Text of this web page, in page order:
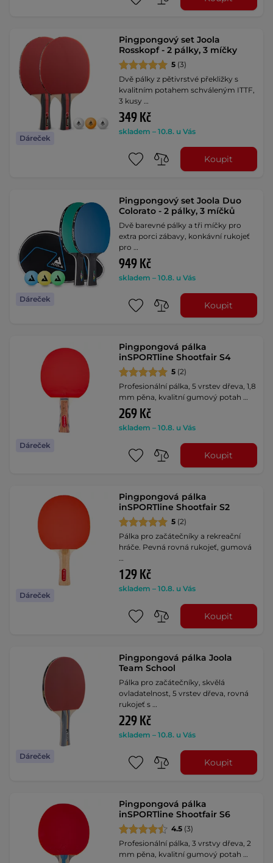
Dáreček
Pingpongový set Joola
Rosskopf - 2 pálky, 3 míčky
5 (3)
Dvě pálky z pětivrstvé překližky s
kvalitním potahem schváleným ITTF,
3 kusy …
349 Kč
skladem – 10.8. u Vás
Koupit
Dáreček
Pingpongový set Joola Duo
Colorato - 2 pálky, 3 míčků
Dvě barevné pálky a tři míčky pro
extra porci zábavy, konkávní rukojeť
pro …
949 Kč
skladem – 10.8. u Vás
Koupit
Dáreček
Pingpongová pálka
inSPORTline Shootfair S4
5 (2)
Profesionální pálka, 5 vrstev dřeva, 1,8
mm pěna, kvalitní gumový potah …
269 Kč
skladem – 10.8. u Vás
Koupit
Dáreček
Pingpongová pálka
inSPORTline Shootfair S2
5 (2)
Pálka pro začátečníky a rekreační
hráče. Pevná rovná rukojeť, gumová
…
129 Kč
skladem – 10.8. u Vás
Koupit
Dáreček
Pingpongová pálka Joola
Team School
Pálka pro začátečníky, skvělá
ovladatelnost, 5 vrstev dřeva, rovná
rukojeť s …
229 Kč
skladem – 10.8. u Vás
Koupit
Pingpongová pálka
inSPORTline Shootfair S6
4.5 (3)
Profesionální pálka, 3 vrstvy dřeva, 2
mm pěna, kvalitní gumový potah …